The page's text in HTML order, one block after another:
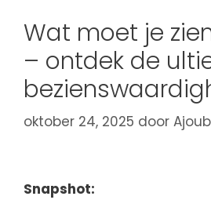
Wat moet je
– ontdek de
oktober 24, 2025 door Ajoub
Snapshot: